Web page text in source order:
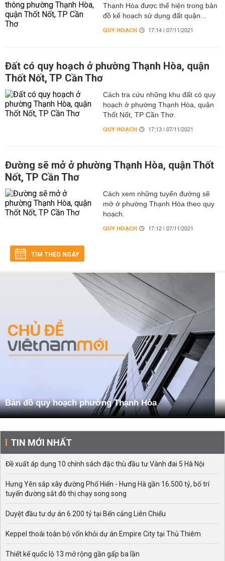
Thạnh Hòa được thể hiện trong bản
đồ kế hoạch sử dụng đất quận...
QUY HOẠCH 17:14 | 07/11/2021
Đất có quy hoạch ở phường Thạnh Hòa, quận
Thốt Nốt, TP Cần Thơ
Cách tra cứu những khu đất có quy
hoạch ở phường Thạnh Hòa, quận
Thốt Nốt, TP Cần Thơ.
QUY HOẠCH 17:13 | 07/11/2021
Đường sẽ mở ở phường Thạnh Hòa, quận Thốt
Nốt, TP Cần Thơ
Cách xem những tuyến đường sẽ
mở ở phường Thạnh Hòa theo quy
hoạch.
QUY HOẠCH 17:12 | 07/11/2021
TÌM THEO NGÀY
Bản đồ quy hoạch phường Thạnh Hòa
TIN MỚI NHẤT
Đề xuất áp dụng 10 chính sách đặc thù đầu tư Vành đai 5 Hà Nội
Hưng Yên sắp xây đường Phố Hiến - Hưng Hà gần 16.500 tỷ, bố trí
tuyến đường sắt đô thị chạy song song
Duyệt đầu tư dự án 6.200 tỷ tại Bến cảng Liên Chiểu
Keppel thoái toàn bộ vốn khỏi dự án Empire City tại Thủ Thiêm
Thiết kế quốc lộ 13 mở rộng gần gấp ba lần